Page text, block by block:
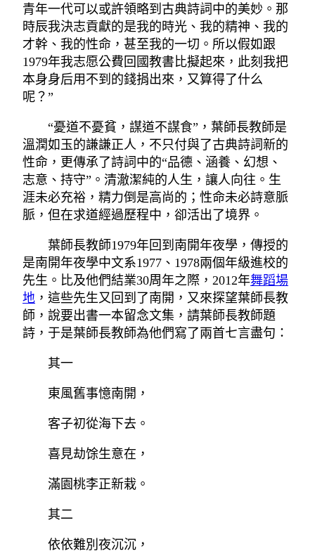
青年一代可以或許領略到古典詩詞中的美妙。那
時辰我決志貢獻的是我的時光、我的精神、我的
才幹、我的性命，甚至我的一切。所以假如跟
1979年我志愿公費回國教書比擬起來，此刻我把
本身身后用不到的錢捐出來，又算得了什么
呢？”
“憂道不憂貧，謀道不謀食”，葉師長教師是
溫潤如玉的謙謙正人，不只付與了古典詩詞新的
性命，更傳承了詩詞中的“品德、涵養、幻想、
志意、持守”。清澈潔純的人生，讓人向往。生
涯未必充裕，精力倒是高尚的；性命未必詩意脈
脈，但在求道經過歷程中，卻活出了境界。
葉師長教師1979年回到南開年夜學，傳授的
是南開年夜學中文系1977、1978兩個年級進校的
先生。比及他們結業30周年之際，2012年舞蹈場
地 ，這些先生又回到了南開，又來探望葉師長教
師，說要出書一本留念文集，請葉師長教師題
詩，于是葉師長教師為他們寫了兩首七言盡句：
其一
東風舊事憶南開，
客子初從海下去。
喜見劫馀生意在，
滿園桃李正新栽。
其二
依依難別夜沉沉，